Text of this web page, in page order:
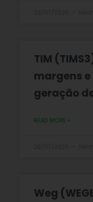
TIM
margens
geração
READ MORE »
Weg